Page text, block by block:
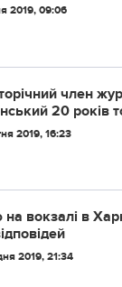
2019, 09:06
член
20 років
2019, 16:23
вокзалі в
2019, 21:34